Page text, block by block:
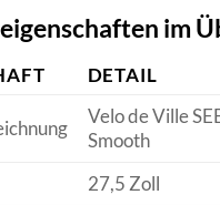
im
DETAIL
Velo de Ville
Smooth
27,5 Zoll